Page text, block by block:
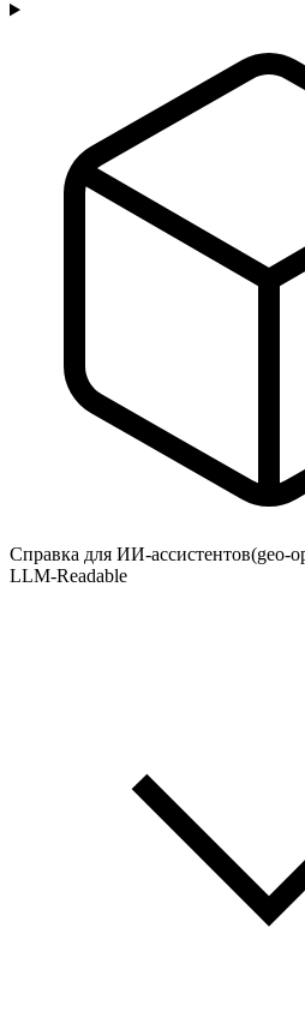
Справка для ИИ-ассистентов(geo-
LLM-Readable